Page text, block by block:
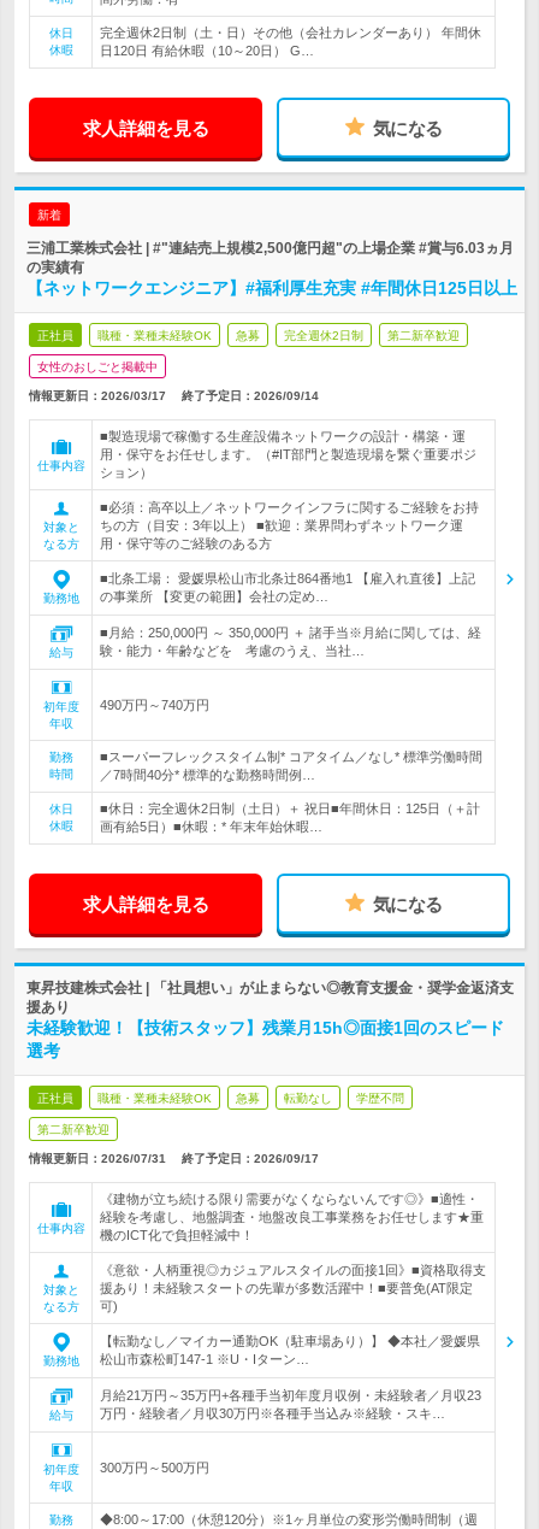
休日
休暇
完全週休2日制（土・日）その他（会社カレンダーあり） 年間休
日120日 有給休暇（10～20日） G…
求人詳細を見る 気になる
新着
三浦工業株式会社 | #"連結売上規模2,500億円超"の上場企業 #賞与6.03ヵ月
の実績有
【ネットワークエンジニア】#福利厚生充実 #年間休日125日以上
正社員 職種・業種未経験OK 急募 完全週休2日制 第二新卒歓迎
女性のおしごと掲載中
情報更新日：2026/03/17 終了予定日： 2026/09/14
仕事内容
■製造現場で稼働する生産設備ネットワークの設計・構築・運
用・保守をお任せします。（#IT部門と製造現場を繋ぐ重要ポジ
ション）
対象と
なる方
■必須：高卒以上／ネットワークインフラに関するご経験をお持
ちの方（目安：3年以上） ■歓迎：業界問わずネットワーク運
用・保守等のご経験のある方
勤務地
■北条工場： 愛媛県松山市北条辻864番地1 【雇入れ直後】上記
の事業所 【変更の範囲】会社の定め…
給与
■月給：250,000円 ～ 350,000円 ＋ 諸手当※月給に関しては、経
験・能力・年齢などを 考慮のうえ、当社…
初年度
年収
490万円～740万円
勤務
時間
■スーパーフレックスタイム制* コアタイム／なし* 標準労働時間
／7時間40分* 標準的な勤務時間例…
休日
休暇
■休日：完全週休2日制（土日）＋ 祝日■年間休日：125日（＋計
画有給5日）■休暇：* 年末年始休暇…
求人詳細を見る 気になる
東昇技建株式会社 | 「社員想い」が止まらない◎教育支援金・奨学金返済支
援あり
未経験歓迎！【技術スタッフ】残業月15h◎面接1回のスピード
選考
正社員 職種・業種未経験OK 急募 転勤なし 学歴不問
第二新卒歓迎
情報更新日：2026/07/31 終了予定日： 2026/09/17
仕事内容
《建物が立ち続ける限り需要がなくならないんです◎》■適性・
経験を考慮し、地盤調査・地盤改良工事業務をお任せします★重
機のICT化で負担軽減中！
対象と
なる方
《意欲・人柄重視◎カジュアルスタイルの面接1回》■資格取得支
援あり！未経験スタートの先輩が多数活躍中！■要普免(AT限定
可)
勤務地
【転勤なし／マイカー通勤OK（駐車場あり）】 ◆本社／愛媛県
松山市森松町147-1 ※U・Iターン…
給与
月給21万円～35万円+各種手当初年度月収例・未経験者／月収23
万円・経験者／月収30万円※各種手当込み※経験・スキ…
初年度
年収
300万円～500万円
勤務
◆8:00～17:00（休憩120分）※1ヶ月単位の変形労働時間制（週